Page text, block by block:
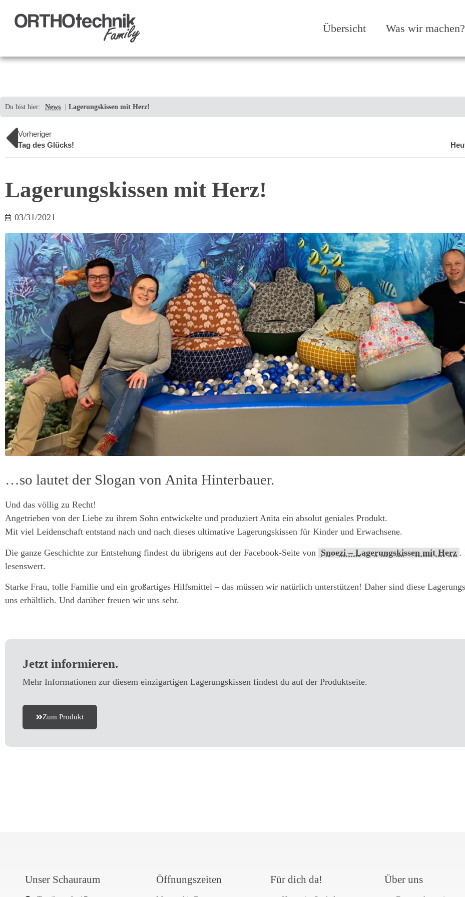
Übersicht Was wir machen?
Du bist hier: News Lagerungskissen mit Herz!
Vorheriger
Tag des Glücks!
Lagerungskissen mit Herz!
03/31/2021
…so lautet der Slogan von Anita Hinterbauer.
Und das völlig zu Recht!
Angetrieben von der Liebe zu ihrem Sohn entwickelte und produziert Anita ein absolut geniales Produkt.
Mit viel Leidenschaft entstand nach und nach dieses ultimative Lagerungskissen für Kinder und Erwachsene.
Die ganze Geschichte zur Entstehung findest du übrigens auf der Facebook-Seite von Snoezi – Lagerungskissen mit Herz .
lesenswert.
Starke Frau, tolle Familie und ein großartiges Hilfsmittel – das müssen wir natürlich unterstützen! Daher sind diese
uns erhältlich. Und darüber freuen wir uns sehr.
Jetzt informieren.
Mehr Informationen zur diesem einzigartigen Lagerungskissen findest du auf der Produktseite.
Zum Produkt
Unser Schauraum Öffnungszeiten Für dich da! Über uns